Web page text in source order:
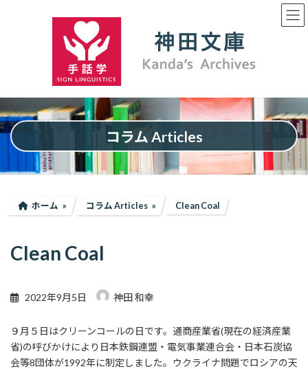
ッ
プ
移
動
コラム Articles
ホーム コラム Articles Clean Coal
Clean Coal
2022年9月5日 神田 和幸
９月５日はクリーンコールの日です。通商産業省(現在の経済産業
省)の呼びかけにより日本鉄鋼連盟・電気事業連合会・日本石炭協
会等8団体が1992年に制定しました。ウクライナ問題でロシアの天